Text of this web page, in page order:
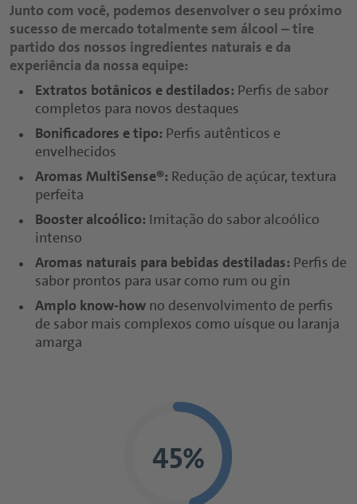
Junto com você, podemos desenvolver o seu próximo
sucesso de mercado totalmente sem álcool – tire
partido dos nossos ingredientes naturais e da
experiência da nossa equipe:
Extratos botânicos e destilados: Perfis de sabor
completos para novos destaques
Bonificadores e tipo: Perfis autênticos e
envelhecidos
Aromas MultiSense®: Redução de açúcar, textura
perfeita
Booster alcoólico: Imitação do sabor alcoólico
intenso
Aromas naturais para bebidas destiladas: Perfis de
sabor prontos para usar como rum ou gin
Amplo know-how no desenvolvimento de perfis
de sabor mais complexos como uísque ou laranja
amarga
45%